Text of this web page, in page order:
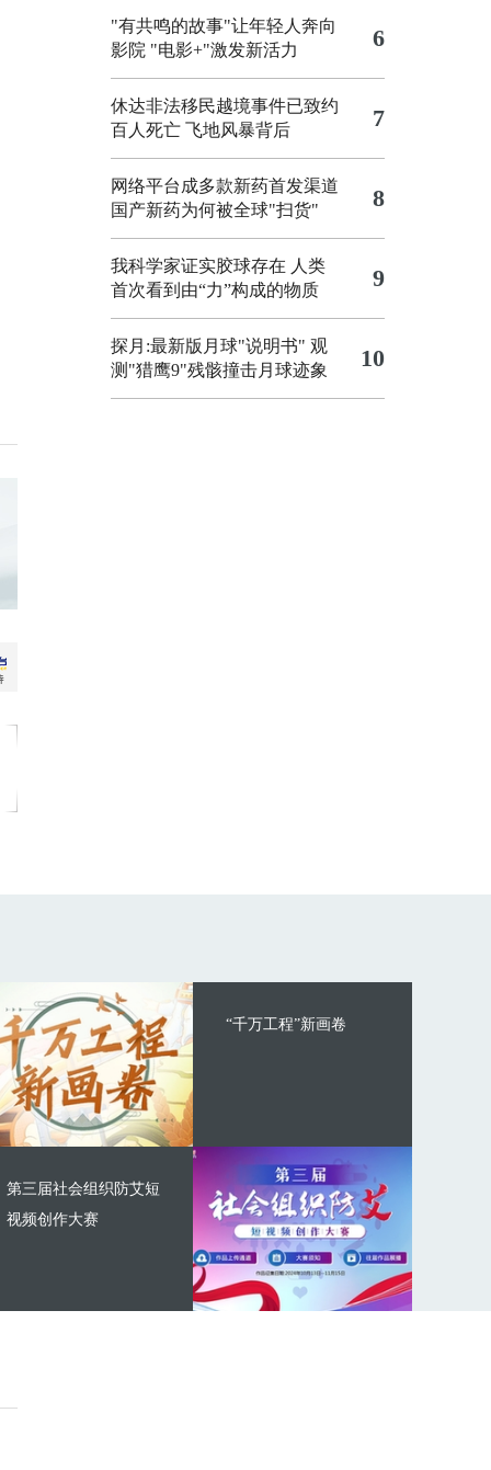
"有共鸣的故事"让年轻人奔向
影院 "电影+"激发新活力 6
休达非法移民越境事件已致约
百人死亡 飞地风暴背后 7
网络平台成多款新药首发渠道
国产新药为何被全球"扫货"
8
我科学家证实胶球存在 人类
首次看到由“力”构成的物质
9
探月:最新版月球"说明书" 观
测"猎鹰9"残骸撞击月球迹象
10
“千万工程”新画卷
第三届社会组织防艾短
视频创作大赛